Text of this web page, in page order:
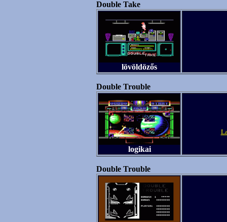
Double Take
lövöldözős
Double Trouble
logikai
Double Trouble